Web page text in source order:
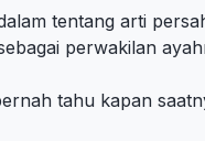
tentang arti
perwakilan
tahu kapan